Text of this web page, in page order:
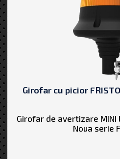
Girofar cu picior
Girofar de avertizare MINI
Noua serie